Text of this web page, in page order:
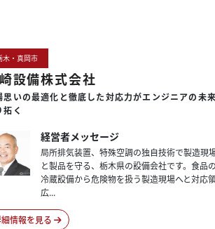
木・真岡市
設備株式会社
思いの最適化と徹底した対応力がエンジニアの未
拓く
経営者メッセージ
局所排気装置、特殊空調の独自技術で製造現
と製品を守る、栃木県の設備会社です。食品
冷蔵設備から危険物を扱う製造現場へと対応
広...
情報を見る